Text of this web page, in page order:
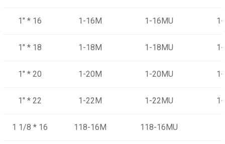
1" * 16 1-16M 1-16MU
1" * 18 1-18M 1-18MU
1" * 20 1-20M 1-20MU
1" * 22 1-22M 1-22MU
1 1/8 * 16 118-16M 118-16MU